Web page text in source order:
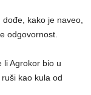
kako je naveo,
odgovornost.
li Agrokor bio u
kao kula od